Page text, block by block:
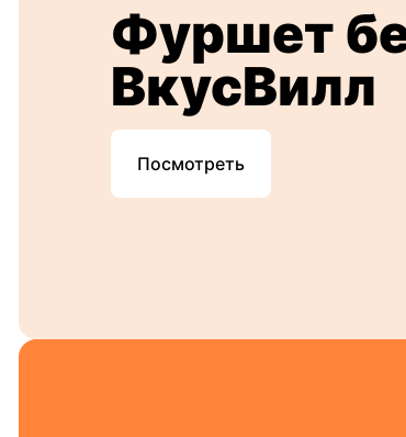
Фуршет
ВкусВилл
Посмотреть